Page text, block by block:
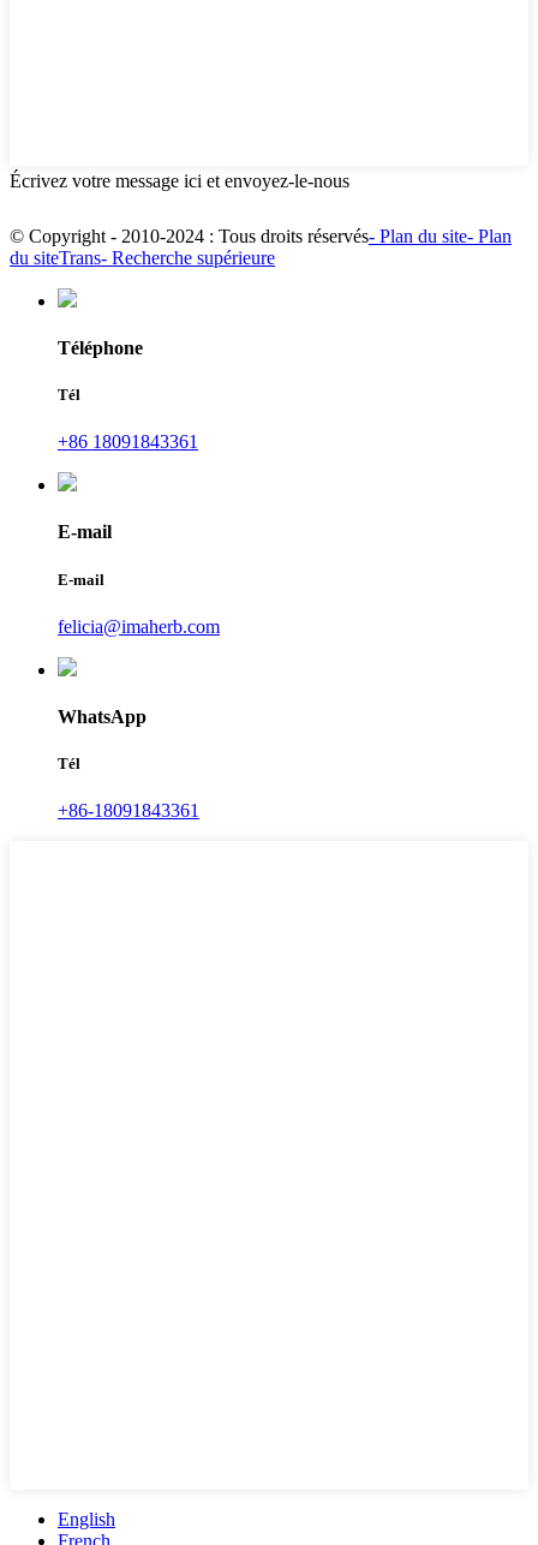
Écrivez votre message ici et envoyez-le-nous
© Copyright - 2010-2024 : Tous droits réservés- Plan du site- Plan
du siteTrans- Recherche supérieure
Téléphone
Tél
+86 18091843361
E-mail
E-mail
felicia@imaherb.com
WhatsApp
Tél
+86-18091843361
English